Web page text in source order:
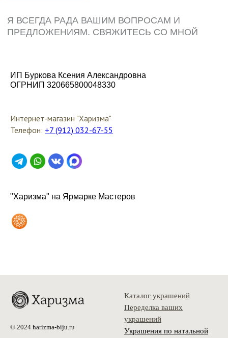
ИП Буркова Ксения Александровна
ОГРНИП 320665800048330
Интернет-магазин "Харизма"
Телефон: +7 (912) 032-67-55
"Харизма" на Ярмарке Мастеров
© 2024 harizma-biju.ru
Каталог украшений
Переделка ваших
украшений
Украшения по натальной